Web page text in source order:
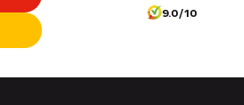
9.0/10